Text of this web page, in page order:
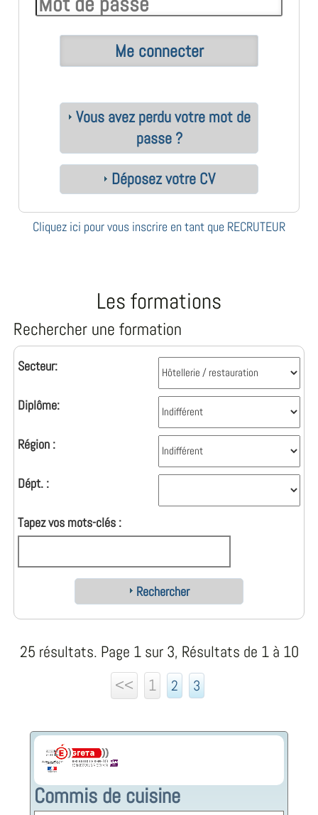
Vous avez perdu votre mot de
passe ?
Déposez votre CV
Cliquez ici pour vous inscrire en tant que RECRUTEUR
Les formations
Rechercher une formation
Secteur:
Diplôme:
Région :
Dépt. :
Tapez vos mots-clés :
Rechercher
25 résultats. Page 1 sur 3, Résultats de 1 à 10
<<
1 2 3
Commis de cuisine